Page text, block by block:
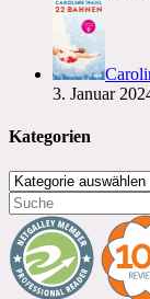
3. Januar
Kategorien
Kategorien